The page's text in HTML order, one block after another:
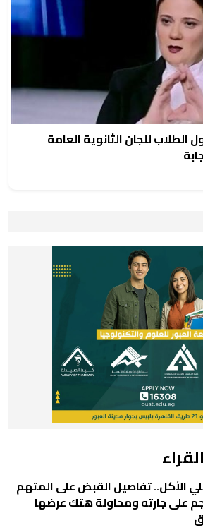
للجان الثانوية العامة
الأكل.. تفاصيل القبض على المتهم
على جارته ومحاولة هتك عرضها